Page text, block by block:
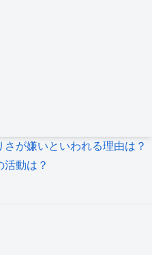
さが嫌いといわれる理由は？
活動は？